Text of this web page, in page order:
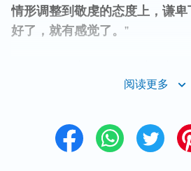
情形调整到敬虔的态度上，谦
好了，就有感觉了。 ”
有敬虔的心，站在受造之物的地
有的弟兄姊妹在家庭平安，事业
美神的祝福，但是当家里不平安
阅读更多